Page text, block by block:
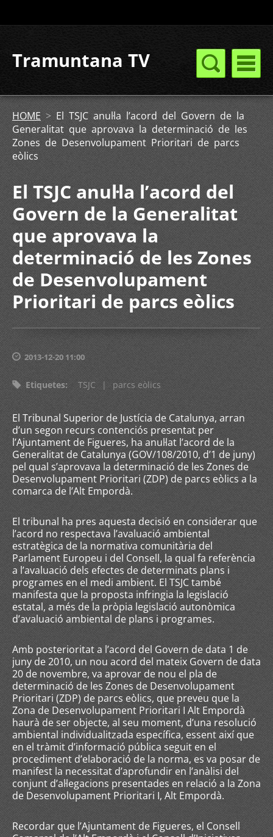
Tramuntana TV
HOME > El TSJC anul·la l’acord del Govern de la
Generalitat que aprovava la determinació de les
Zones de Desenvolupament Prioritari de parcs
eòlics
El TSJC anul·la l’acord del
Govern de la Generalitat
que aprovava la
determinació de les Zones
de Desenvolupament
Prioritari de parcs eòlics
2013-12-20 11:00
Etiquetes: TSJC | parcs eòlics
El Tribunal Superior de Justícia de Catalunya, arran
d’un segon recurs contenciós presentat per
l’Ajuntament de Figueres, ha anul·lat l’acord de la
Generalitat de Catalunya (GOV/108/2010, d’1 de juny)
pel qual s’aprovava la determinació de les Zones de
Desenvolupament Prioritari (ZDP) de parcs eòlics a la
comarca de l’Alt Empordà.
El tribunal ha pres aquesta decisió en considerar que
l’acord no respectava l’avaluació ambiental
estratègica de la normativa comunitària del
Parlament Europeu i del Consell, la qual fa referència
a l’avaluació dels efectes de determinats plans i
programes en el medi ambient. El TSJC també
manifesta que la proposta infringia la legislació
estatal, a més de la pròpia legislació autonòmica
d’avaluació ambiental de plans i programes.
Amb posterioritat a l’acord del Govern de data 1 de
juny de 2010, un nou acord del mateix Govern de data
20 de novembre, va aprovar de nou el pla de
determinació de les Zones de Desenvolupament
Prioritari (ZDP) de parcs eòlics, que preveu que la
Zona de Desenvolupament Prioritari I Alt Empordà
haurà de ser objecte, al seu moment, d’una resolució
ambiental individualitzada específica, essent així que
en el tràmit d’informació pública seguit en el
procediment d’elaboració de la norma, es va posar de
manifest la necessitat d’aprofundir en l’anàlisi del
conjunt d’al·legacions presentades en relació a la Zona
de Desenvolupament Prioritari I, Alt Empordà.
Recordar que l’Ajuntament de Figueres, el Consell